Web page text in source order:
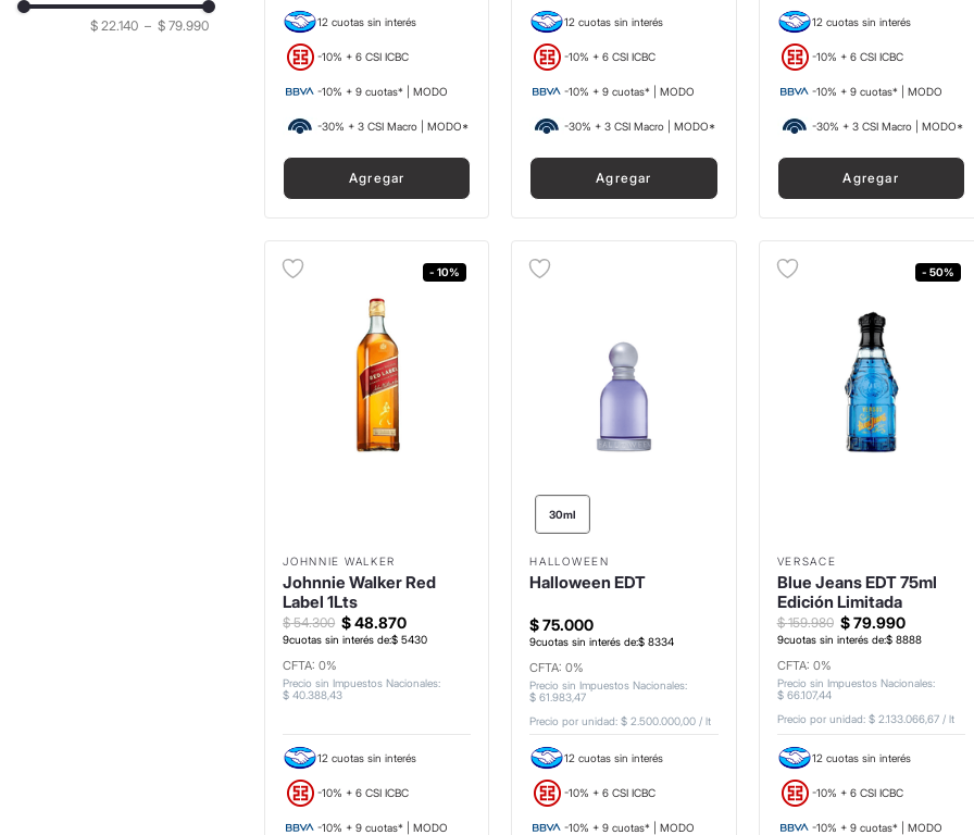
$ 22.140 – $ 79.990 12 cuotas sin interés
-10% + 6 CSI ICBC
-10% + 9 cuotas* | MODO
-30% + 3 CSI Macro | MODO*
Agregar
12 cuotas sin interés
-10% + 6 CSI ICBC
-10% + 9 cuotas* | MODO
-30% + 3 CSI Macro | MODO*
Agregar
12 cuotas sin interés
-10% + 6 CSI ICBC
-10% + 9 cuotas* | MODO
-30% + 3 CSI Macro | MODO*
Agregar
- 10%
JOHNNIE WALKER
Johnnie Walker Red
Label 1Lts
$48.870
$ 54.300
9cuotas sin interés de:$ 5430
CFTA: 0%
Precio sin Impuestos Nacionales:
$ 40.388,43
12 cuotas sin interés
-10% + 6 CSI ICBC
-10% + 9 cuotas* | MODO
30ml
HALLOWEEN
Halloween EDT
$75.000
9cuotas sin interés de:$ 8334
CFTA: 0%
Precio sin Impuestos Nacionales:
$ 61 .983,47
Precio por unidad:$ 2.500.000,00 /lt
12 cuotas sin interés
-10% + 6 CSI ICBC
-10% + 9 cuotas* | MODO
- 50%
VERSACE
Blue Jeans EDT 75ml
Edición Limitada
$ 79.990
$ 159.980
9cuotas sin interés de:$ 8888
CFTA: 0%
Precio sin Impuestos Nacionales:
$ 66.107,44
Precio por unidad: $ 2.133.066,67/ lt
12 cuotas sin interés
-10% + 6 CSI ICBC
-10% + 9 cuotas* | MODO